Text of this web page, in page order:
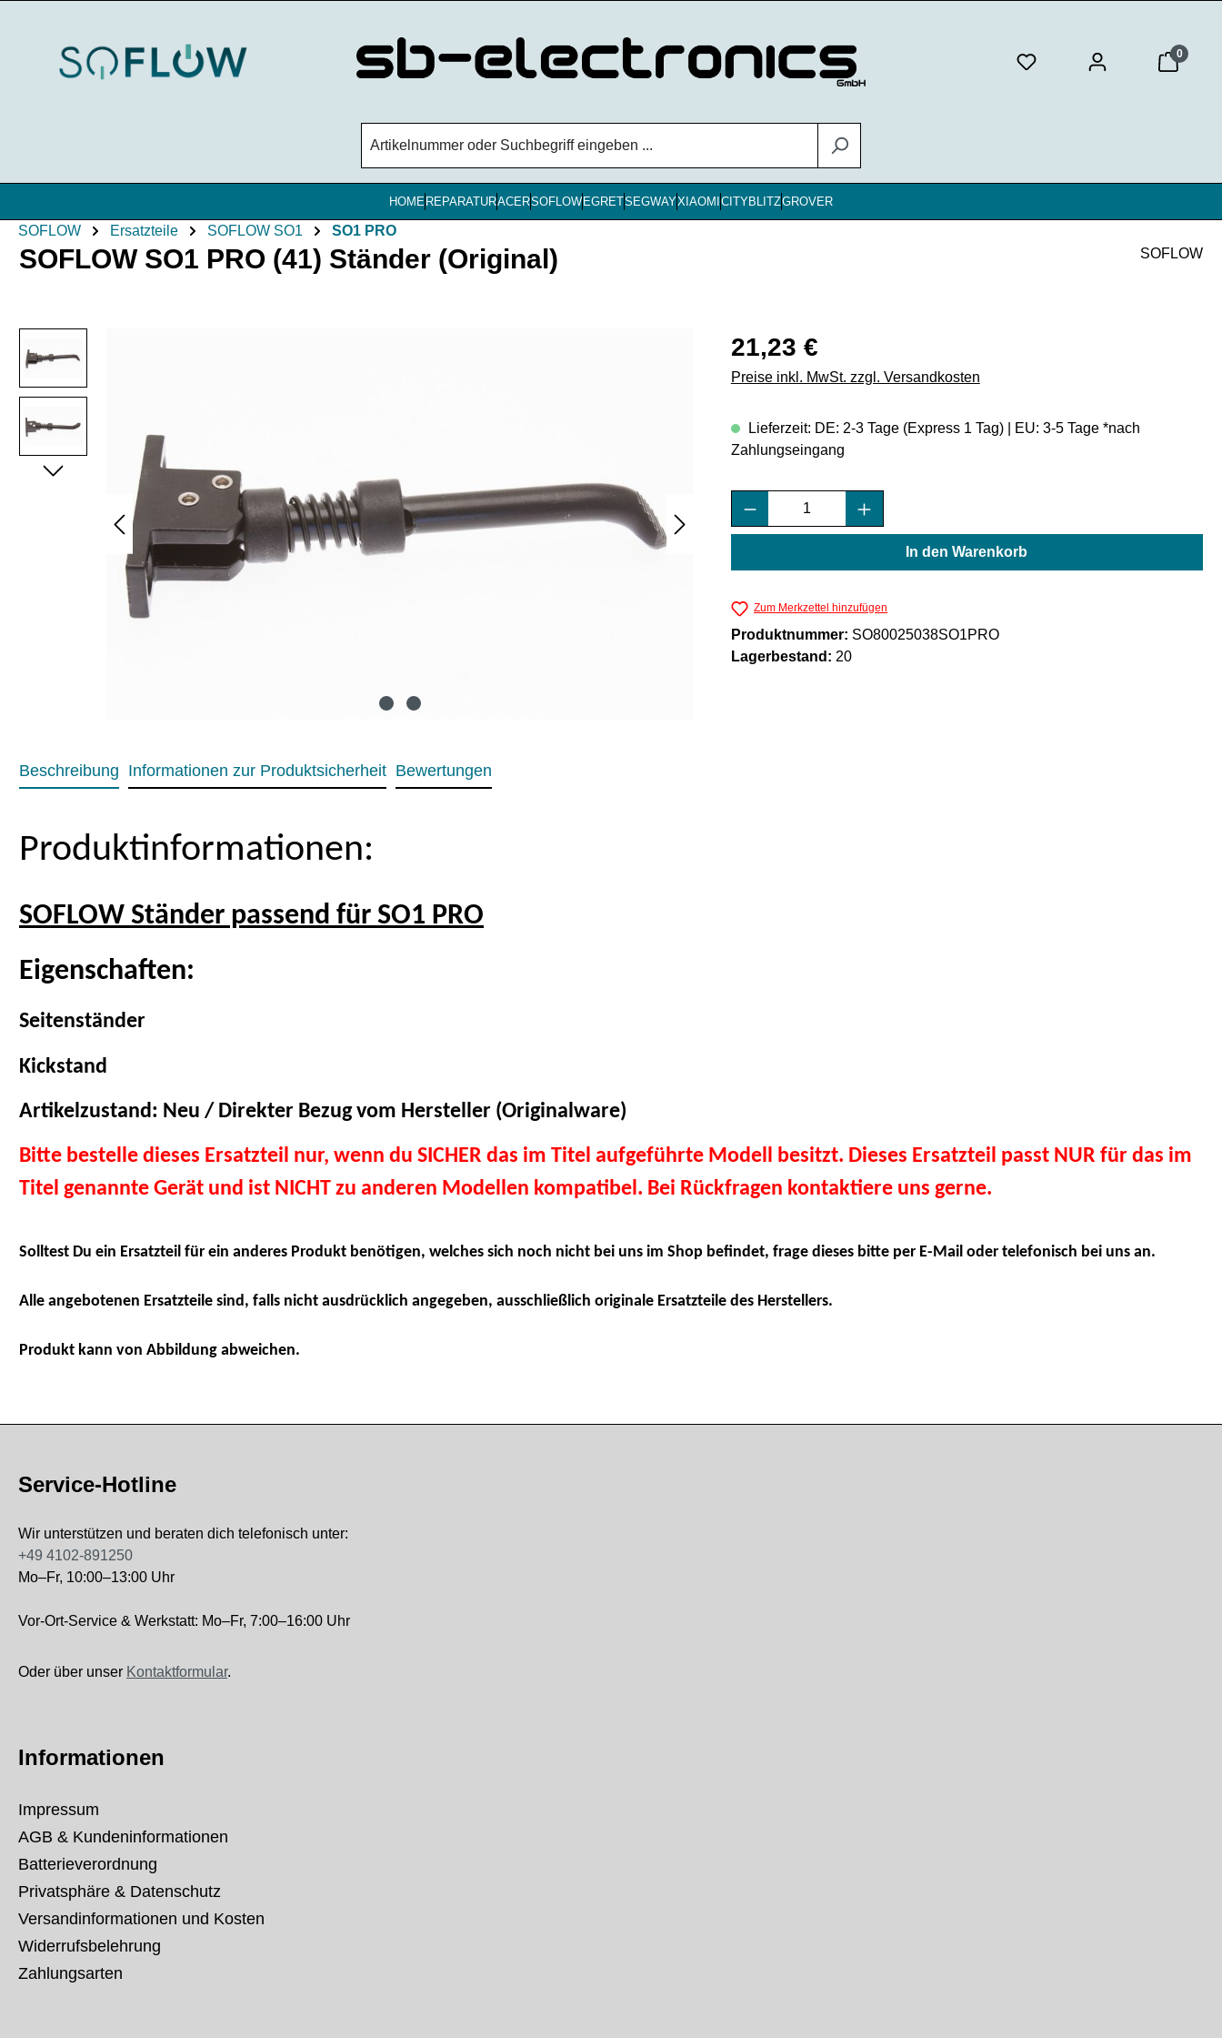
0
HOME REPARATURACERSOFLOW EGRETSEGWAYXIAOMI CITYBLITZGROVER
SOFLOW Ersatzteile SOFLOW SO1 SO1 PRO
SOFLOW SO1 PRO (41) Ständer (Original) SOFLOW
Regulärer Preis:
21,23 €
Preise inkl. MwSt. zzgl. Versandkosten
Lieferzeit: DE: 2-3 Tage (Express 1 Tag) | EU: 3-5 Tage *nach
Zahlungseingang
Produkt Anzahl: Gib den gewünschten Wert ein
In den Warenkorb
Zum Merkzettel hinzufügen
Produktnummer: SO80025038SO1PRO
Lagerbestand: 20
Beschreibung Informationen zur Produktsicherheit Bewertungen
Produktinformationen:
SOFLOW Ständer passend für SO1 PRO
Eigenschaften:
Seitenständer
Kickstand
Artikelzustand: Neu / Direkter Bezug vom Hersteller (Originalware)
Bitte bestelle dieses Ersatzteil nur, wenn du SICHER das im Titel aufgeführte Modell besitzt. Dieses Ersatzteil passt NUR für das im
Titel genannte Gerät und ist NICHT zu anderen Modellen kompatibel. Bei Rückfragen kontaktiere uns gerne.
Solltest Du ein Ersatzteil für ein anderes Produkt benötigen, welches sich noch nicht bei uns im Shop befindet, frage dieses bitte per E-Mail oder telefonisch bei uns an.
Alle angebotenen Ersatzteile sind, falls nicht ausdrücklich angegeben, ausschließlich originale Ersatzteile des Herstellers.
Produkt kann von Abbildung abweichen.
Service-Hotline
Wir unterstützen und beraten dich telefonisch unter:
+49 4102-891250
Mo–Fr, 10:00–13:00 Uhr
Vor-Ort-Service & Werkstatt: Mo–Fr, 7:00–16:00 Uhr
Oder über unser Kontaktformular.
Informationen
Impressum
AGB & Kundeninformationen
Batterieverordnung
Privatsphäre & Datenschutz
Versandinformationen und Kosten
Widerrufsbelehrung
Zahlungsarten